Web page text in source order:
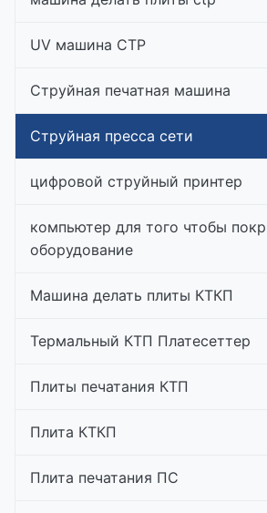
UV машина CTP
Струйная печатная машина
Струйная пресса сети
цифровой струйный принтер
компьютер для того чтобы
оборудование
Машина делать плиты КТКП
Термальный КТП Платесеттер
Плиты печатания КТП
Плита КТКП
Плита печатания ПС